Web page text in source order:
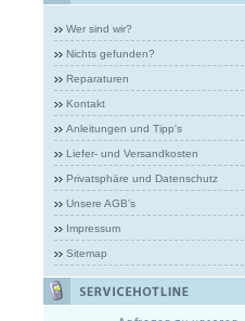
Wer sind wir?
Nichts gefunden?
Reparaturen
Kontakt
Anleitungen und Tipp's
Liefer- und Versandkosten
Privatsphäre und Datenschutz
Unsere AGB's
Impressum
Sitemap